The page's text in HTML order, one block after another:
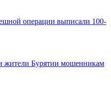
операции выписали 100-
жители Бурятии мошенникам